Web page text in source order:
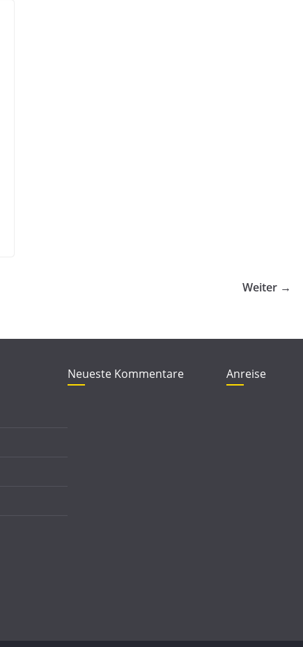
Weiter →
Neueste Kommentare Anreise